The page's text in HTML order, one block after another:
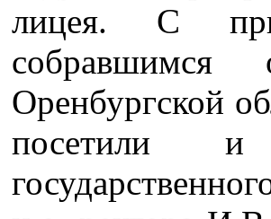
лицея. С
собравшимся
Оренбургской
посетили и